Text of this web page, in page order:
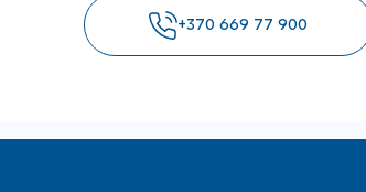
+370 669 77 900